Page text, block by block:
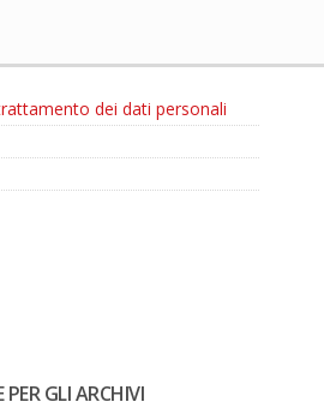
dei dati personali
GLI ARCHIVI